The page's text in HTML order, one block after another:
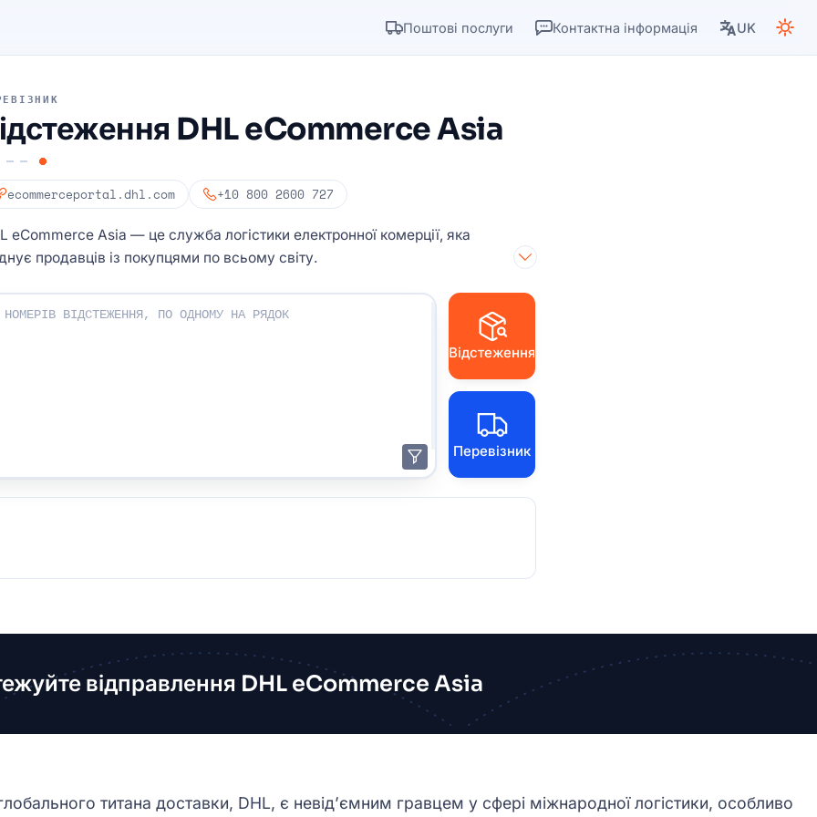
Поштові послуги Контактна інформація UK
DHL eCommerce Asia
ecommerceportal.dhl.com +10 800 2600 727
eCommerce Asia — це служба логістики електронної комерції, яка
продавців із покупцями по всьому світу.
відстеження:
Відстеження
Перевізник
відправлення DHL eCommerce Asia
титана доставки, DHL, є невід’ємним гравцем у сфері міжнародної логістики, особливо